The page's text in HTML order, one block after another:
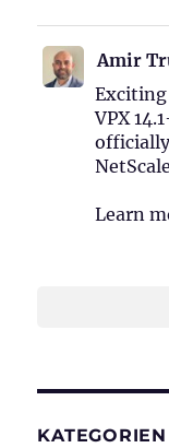
Amir
VPX
Learn
KATEGORIEN